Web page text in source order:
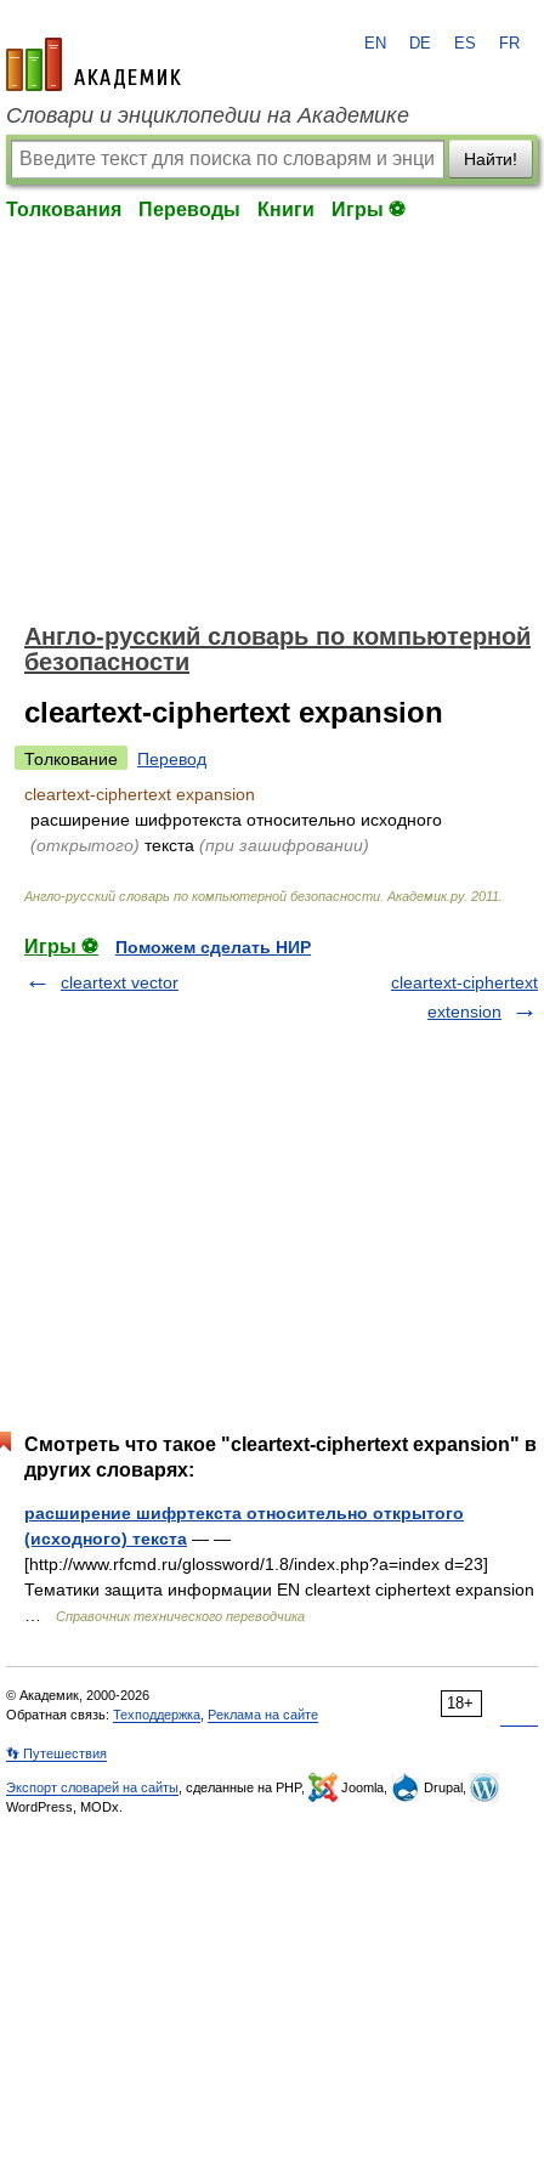
academic.ru
EN DE ES FR
Словари и энциклопедии на Академике
Найти!
Толкования Переводы Книги Игры ⚽
Англо-русский словарь по компьютерной
безопасности
cleartext-ciphertext expansion
Толкование
Перевод
cleartext-ciphertext expansion
расширение шифротекста относительно исходного
(открытого) текста (при зашифровании)
Англо-русский словарь по компьютерной безопасности Академик.ру. 2011
Игры ⚽
Поможем сделать НИР
cleartext vector
cleartext-ciphertext
extension
Смотреть что такое "cleartext-ciphertext expansion" в
других словарях:
расширение шифртекста относительно открытого
(исходного) текста — —
[http://www.rfcmd.ru/glossword/1.8/index.php?a=index d=23]
Тематики защита информации EN cleartext ciphertext expansion
Справочник технического переводчика
18+
© Академик, 2000-2026
Обратная связь: Техподдержка Реклама на сайте
👣 Путешествия
Экспорт словарей на сайты , сделанные на PHP, Joomla,
Drupal,
WordPress, MODx.